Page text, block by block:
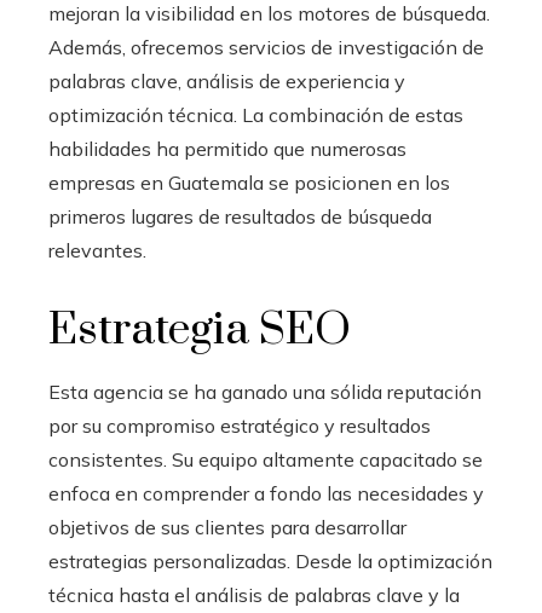
mejoran la visibilidad en los motores de búsqueda.
Además, ofrecemos servicios de investigación de
palabras clave, análisis de experiencia y
optimización técnica. La combinación de estas
habilidades ha permitido que numerosas
empresas en Guatemala se posicionen en los
primeros lugares de resultados de búsqueda
relevantes.
Estrategia SEO
Esta agencia se ha ganado una sólida reputación
por su compromiso estratégico y resultados
consistentes. Su equipo altamente capacitado se
enfoca en comprender a fondo las necesidades y
objetivos de sus clientes para desarrollar
estrategias personalizadas. Desde la optimización
técnica hasta el análisis de palabras clave y la